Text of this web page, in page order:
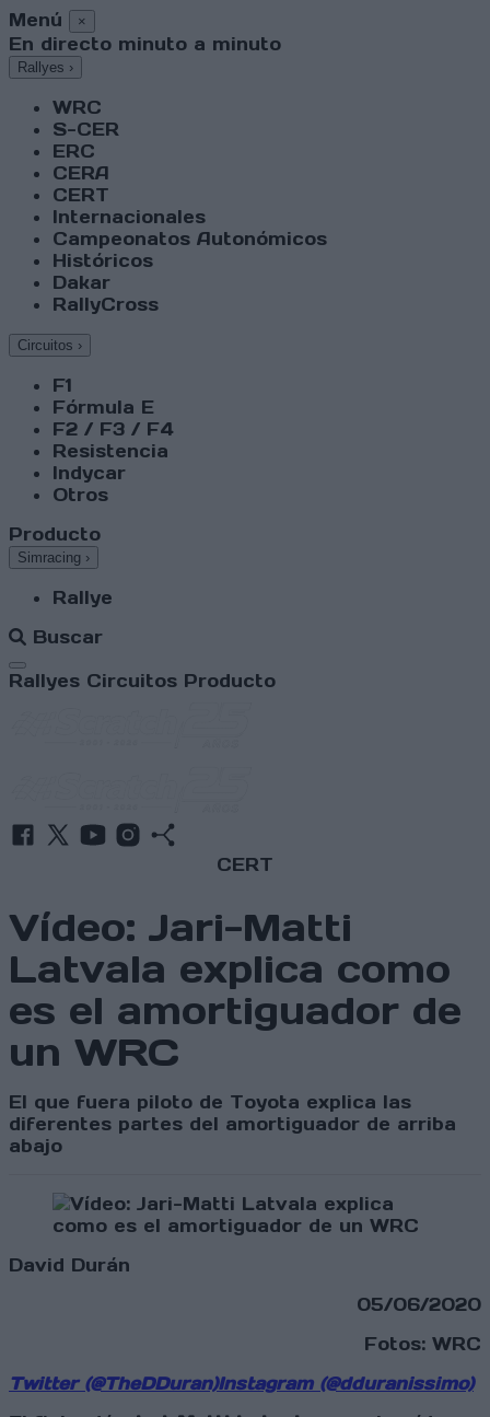
Menú ×
En directo minuto a minuto
Rallyes ›
WRC
S-CER
ERC
CERA
CERT
Internacionales
Campeonatos Autonómicos
Históricos
Dakar
RallyCross
Circuitos ›
F1
Fórmula E
F2 / F3 / F4
Resistencia
Indycar
Otros
Producto
Simracing ›
Rallye
Buscar
Abrir menú
Rallyes Circuitos Producto
CERT
Vídeo: Jari-Matti
Latvala explica como
es el amortiguador de
un WRC
El que fuera piloto de Toyota explica las
diferentes partes del amortiguador de arriba
abajo
David Durán
05/06/2020
Fotos: WRC
Twitter (@TheDDuran)Instagram (@dduranissimo)